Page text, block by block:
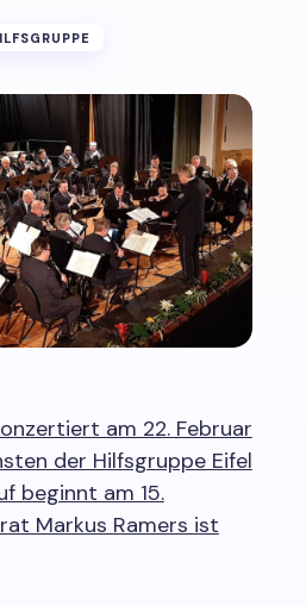
am 22. Februar
der Hilfsgruppe Eifel
beginnt am 15.
Markus Ramers ist